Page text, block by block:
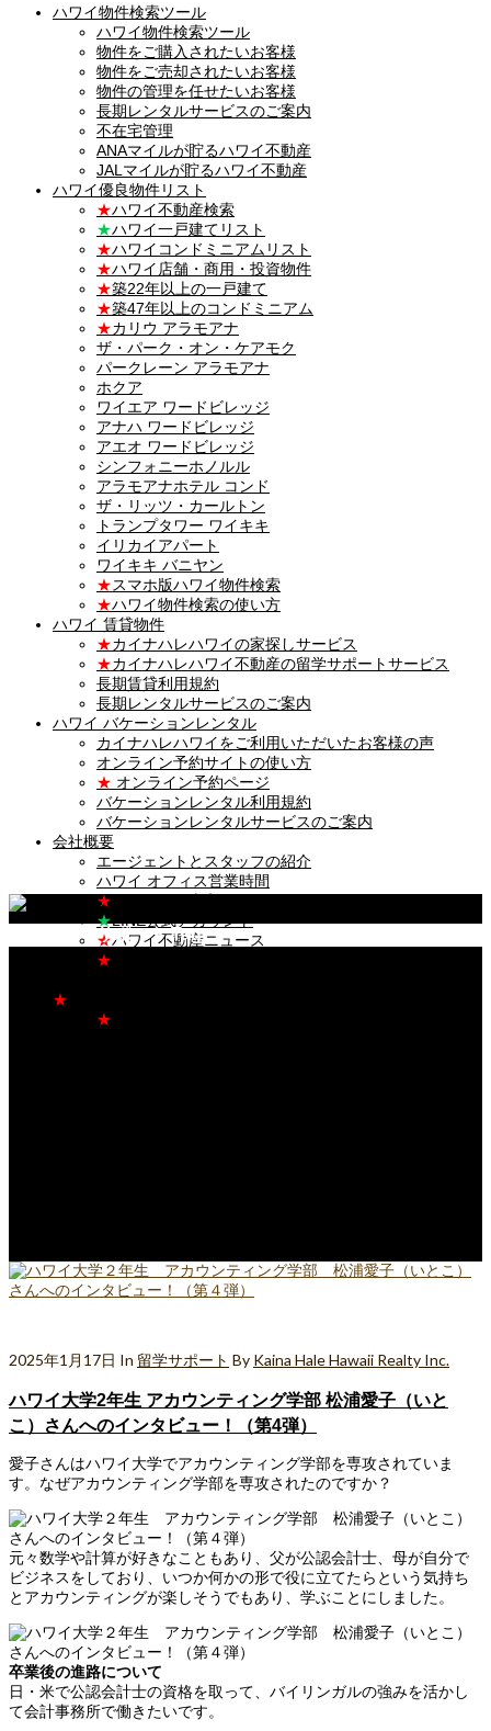
ハワイ物件検索ツール
ハワイ物件検索ツール
物件をご購入されたいお客様
物件をご売却されたいお客様
物件の管理を任せたいお客様
長期レンタルサービスのご案内
不在宅管理
ANAマイルが貯るハワイ不動産
JALマイルが貯るハワイ不動産
ハワイ優良物件リスト
★ハワイ不動産検索
★ハワイ一戸建てリスト
★ハワイコンドミニアムリスト
★ハワイ店舗・商用・投資物件
★築22年以上の一戸建て
★築47年以上のコンドミニアム
★カリウ アラモアナ
ザ・パーク・オン・ケアモク
パークレーン アラモアナ
ホクア
ワイエア ワードビレッジ
アナハ ワードビレッジ
アエオ ワードビレッジ
シンフォニーホノルル
アラモアナホテル コンド
ザ・リッツ・カールトン
トランプタワー ワイキキ
イリカイアパート
ワイキキ バニヤン
★スマホ版ハワイ物件検索
★ハワイ物件検索の使い方
ハワイ 賃貸物件
★カイナハレハワイの家探しサービス
★カイナハレハワイ不動産の留学サポートサービス
長期賃貸利用規約
長期レンタルサービスのご案内
ハワイ バケーションレンタル
カイナハレハワイをご利用いただいたお客様の声
オンライン予約サイトの使い方
★ オンライン予約ページ
バケーションレンタル利用規約
バケーションレンタルサービスのご案内
会社概要
エージェントとスタッフの紹介
ハワイ オフィス営業時間
★
★LINE公式アカウント
★ハワイ不動産ニュース
★
★
★
ハワイ留学サポート Tag
2025年1月17日 In 留学サポート By Kaina Hale Hawaii Realty Inc.
ハワイ大学2年生 アカウンティング学部 松浦愛子（いと
こ）さんへのインタビュー！（第4弾）
愛子さんはハワイ大学でアカウンティング学部を専攻されていま
す。なぜアカウンティング学部を専攻されたのですか？
元々数学や計算が好きなこともあり、父が公認会計士、母が自分で
ビジネスをしており、いつか何かの形で役に立てたらという気持ち
とアカウンティングが楽しそうでもあり、学ぶことにしました。
卒業後の進路について
日・米で公認会計士の資格を取って、バイリンガルの強みを活かし
て会計事務所で働きたいです。